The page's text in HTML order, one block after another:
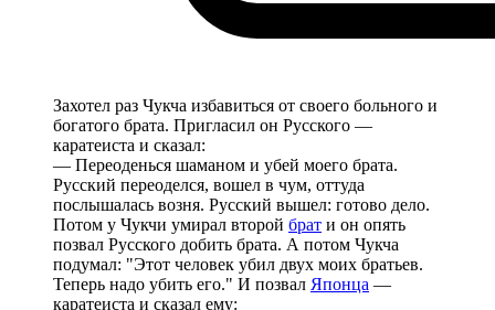
Захотел раз Чукча избавиться от своего больного и
богатого брата. Пригласил он Русского —
каратеиста и сказал:
— Переоденься шаманом и убей моего брата.
Русский переоделся, вошел в чум, оттуда
послышалась возня. Русский вышел: готово дело.
Потом у Чукчи умирал второй брат и он опять
позвал Русского добить брата. А потом Чукча
подумал: "Этот человек убил двух моих братьев.
Теперь надо убить его." И позвал Японца —
каратеиста и сказал ему: